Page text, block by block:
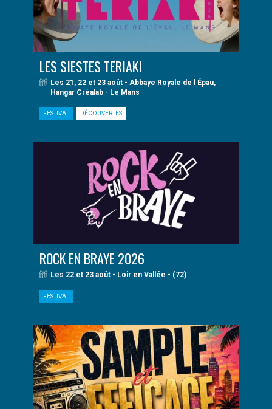
LES SIESTES TERIAKI
Les 21, 22 et 23 août - Abbaye Royale de l Épau,
Hangar Créalab - Le Mans
FESTIVAL DÉCOUVERTES
ROCK EN BRAYE 2026
Les 22 et 23 août - Loir en Vallée - (72)
FESTIVAL